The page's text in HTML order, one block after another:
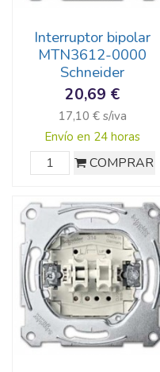
Interruptor bipolar
MTN3612-0000
Schneider
20,69 €
17,10 € s/iva
Envío en 24 horas
COMPRAR